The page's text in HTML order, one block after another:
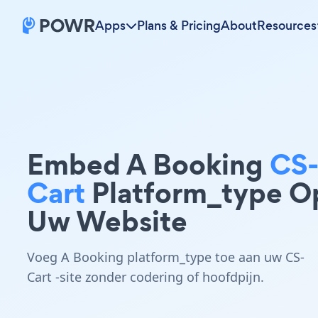
Apps Plans & PricingAboutResources
Embed A Booking CS-
Cart Platform_type
Uw Website
Voeg A Booking platform_type toe aan uw CS-
Cart -site zonder codering of hoofdpijn.